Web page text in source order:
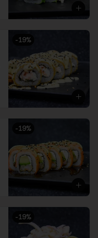
-19%
-19%
-19%